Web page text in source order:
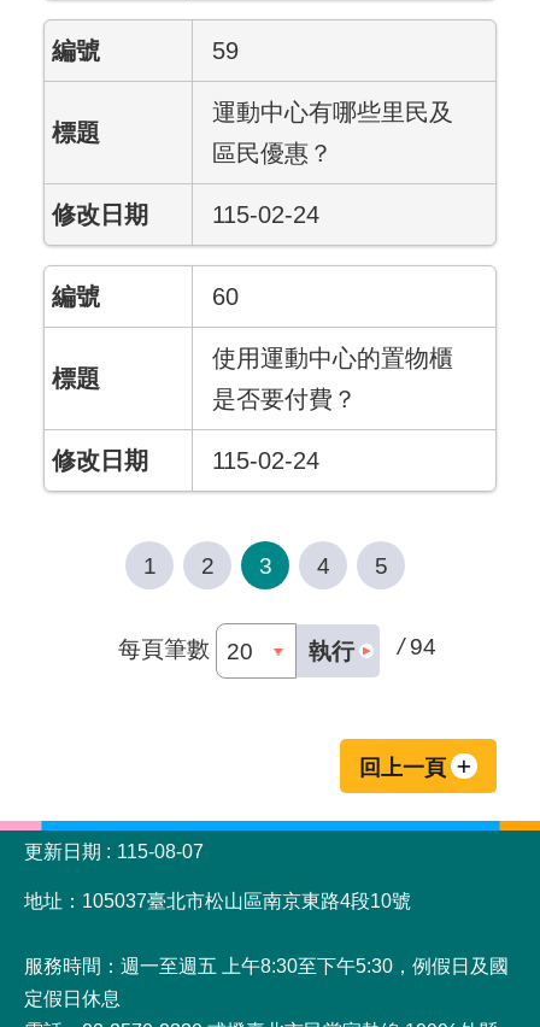
59
運動中心有哪些里民及
區民優惠？
115-02-24
60
使用運動中心的置物櫃
是否要付費？
115-02-24
1 2 3 4 5
每頁筆數 執行 / 94
回上一頁
:::
更新日期
115-08-07
地址：105037臺北市松山區南京東路4段10號
服務時間：週一至週五 上午8:30至下午5:30，例假日及國
定假日休息